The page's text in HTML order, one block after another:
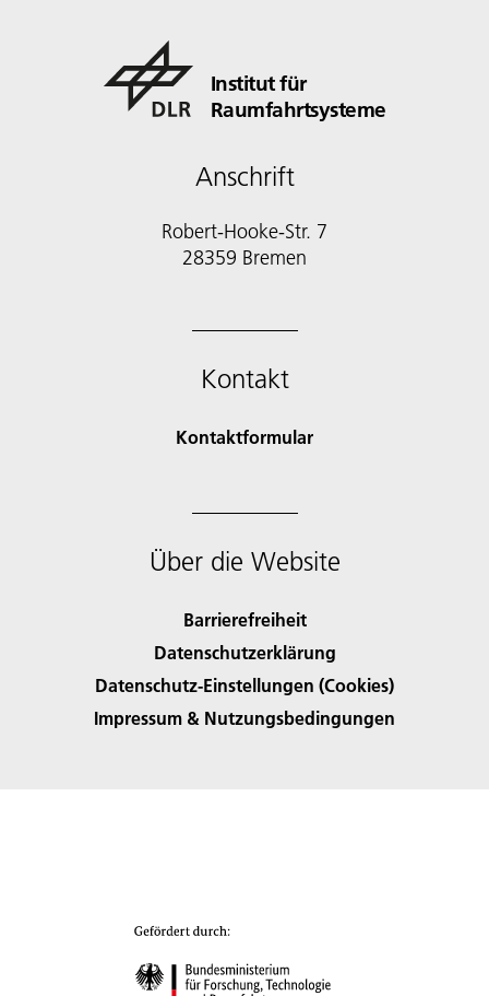
Institut für
Raumfahrtsysteme
Anschrift
Robert-Hooke-Str. 7
28359 Bremen
Kontakt
Kontaktformular
Über die Website
Barrierefreiheit
Datenschutzerklärung
Datenschutz-Einstellungen (Cookies)
Impressum & Nutzungsbedingungen